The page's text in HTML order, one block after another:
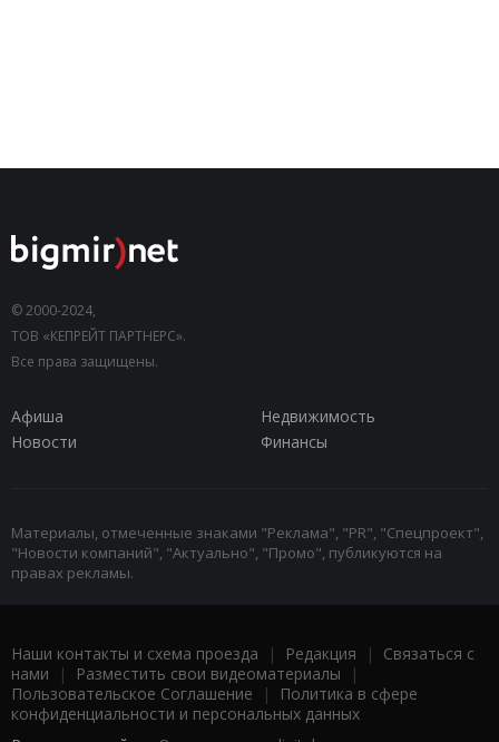
© 2000-2024,
ТОВ «КЕПРЕЙТ ПАРТНЕРС».
Все права защищены.
Афиша
Недвижимость
Новости
Финансы
Материалы, отмеченные знаками "Реклама", "PR", "Спецпроект",
"Новости компаний", "Актуально", "Промо", публикуются на
правах рекламы.
Наши контакты и схема проезда | Редакция | Связаться с
нами | Разместить свои видеоматериалы |
Пользовательское Соглашение |
Политика в сфере
конфиденциальности и персональных данных